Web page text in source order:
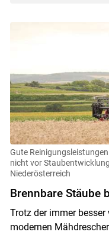
Gute
nicht vor
Niederösterreich
Brennbare Stäube
Trotz der immer
modernen